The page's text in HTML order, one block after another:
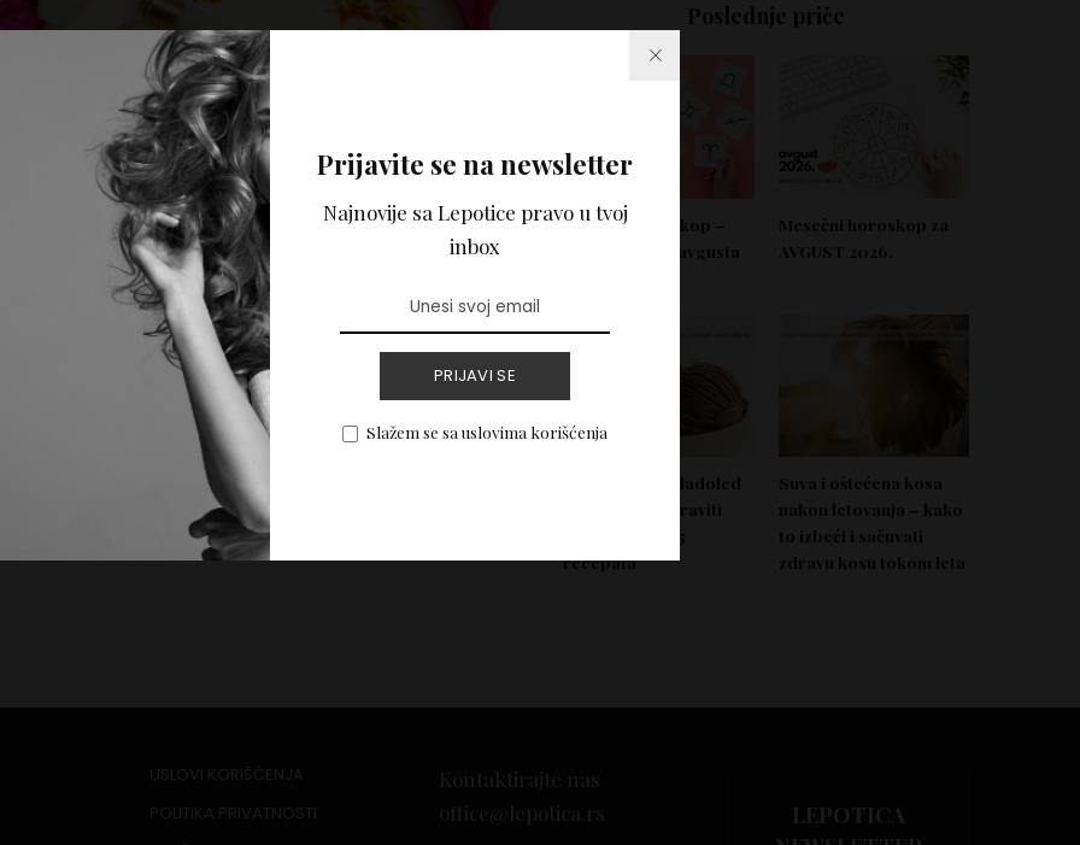
Prijavite se na newsletter
Najnovije sa Lepotice pravo u tvoj
inbox
PRIJAVI SE
Slažem se sa uslovima korišćenja
serume i koliko
PROČITAJ VIŠE
Poslednje priče
Nedeljni horoskop –
Od 03. do 09. avgusta
Mesečni horoskop za
AVGUST 2026.
Domać zdrav sladoled
koji možeš napraviti
bez aparata – 5
recepata
Suva i oštećena kosa
nakon letovanja – kako
to izbeći i sačuvati
zdravu kosu tokom leta
USLOVI KORIŠĆENJA
POLITIKA PRIVATNOSTI
Kontaktirajte nas
office@lepotica.rs
LEPOTICA